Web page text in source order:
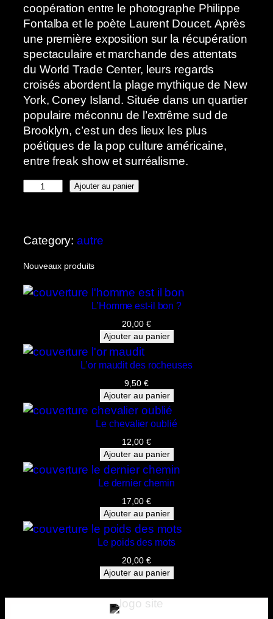
coopération entre le photographe Philippe
Fontalba et le poète Laurent Doucet. Après
une première exposition sur la récupération
spectaculaire et marchande des attentats
du World Trade Center, leurs regards
croisés abordent la plage mythique de New
York, Coney Island. Située dans un quartier
populaire méconnu de l’extrême sud de
Brooklyn, c’est un des lieux les plus
poétiques de la pop culture américaine,
entre freak show et surréalisme.
t
i
é
o
y
i
a
n
e
Ajouter au panier
Category:autre
Nouveaux produits
L’Homme est-il bon ?
20,00 €
Ajouter au panier
L’or maudit des rocheuses
9,50 €
Ajouter au panier
Le chevalier oublié
12,00 €
Ajouter au panier
Le dernier chemin
17,00 €
Ajouter au panier
Le poids des mots
20,00 €
Ajouter au panier